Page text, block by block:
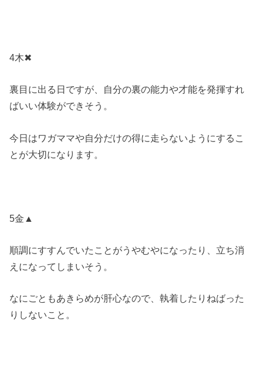
4木✖
裏目に出る日ですが、自分の裏の能力や才能を発揮すれ
ばいい体験ができそう。
今日はワガママや自分だけの得に走らないようにするこ
とが大切になります。
5金▲
順調にすすんでいたことがうやむやになったり、立ち消
えになってしまいそう。
なにごともあきらめが肝心なので、執着したりねばった
りしないこと。